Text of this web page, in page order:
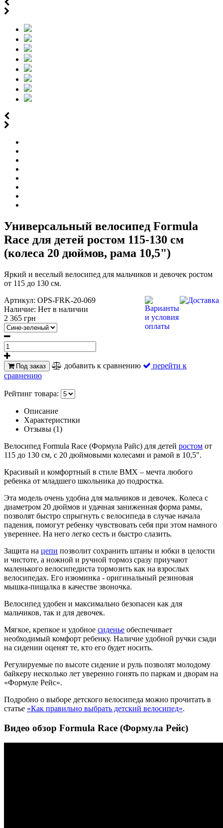
Универсальный велосипед Formula
Race для детей ростом 115-130 см
(колеса 20 дюймов, рама 10,5")
Яркий и веселый велосипед для мальчиков и девочек ростом
от 115 до 130 см.
Артикул: OPS-FRK-20-069
Наличие: Нет в наличии
2 365 грн
Под заказ добавить к сравнению
перейти к
сравнению
Рейтинг товара:
Описание
Характеристики
Отзывы (1)
Велосипед Formula Race (Формула Райс) для детей ростом от
115 до 130 см, с 20 дюймовыми колесами и рамой в 10,5".
Красивый и комфортный в стиле BMX – мечта любого
ребенка от младшего школьника до подростка.
Эта модель очень удобна для мальчиков и девочек. Колеса с
диаметром 20 дюймов и удачная заниженная форма рамы,
позволят быстро спрыгнуть с велосипеда в случае начала
падения, помогут ребенку чувствовать себя при этом намного
увереннее. На него легко сесть и быстро слазить.
Защита на цепи позволит сохранить штаны и юбки в целости
и чистоте, а ножной и ручной тормоз сразу приучают
маленького велосипедиста тормозить как на взрослых
велосипедах. Его изюминка - оригинальный резиновая
мышка-пищалка в качестве звоночка.
Велосипед удобен и максимально безопасен как для
мальчиков, так и для девочек.
Мягкое, крепкое и удобное сиденье обеспечивает
необходимый комфорт ребенку. Наличие удобной ручки сзади
на сидении оценят те, кто его будет носить.
Регулируемые по высоте сидение и руль позволят молодому
байкеру несколько лет уверенно гонять по паркам и дворам на
«Формуле Рейс».
Подробно о выборе детского велосипеда можно прочитать в
статье «Как правильно выбрать детский велосипед».
Видео обзор Formula Race (Формула Рейс)